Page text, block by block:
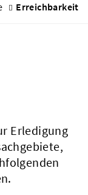
Erreichbarkeit
Erledigung